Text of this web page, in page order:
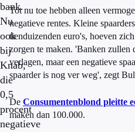
bank.
Nu
ook
bij
Knab,
die
0,5
procent
negatieve
Tot nu toe hebben alleen
negatieve rentes. Kleine
tienduizenden euro's, hoeven
zorgen te maken. 'Banken zullen
verlagen, maar een negatieve
spaarder is nog ver weg', zegt
De Consumentenblond pleitte
maken dan 100.000.